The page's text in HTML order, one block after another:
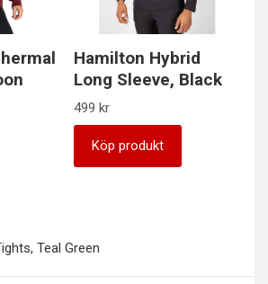
Hamilton Hybrid
Long Sleeve, Black
499 kr
Köp produkt
Teal Green